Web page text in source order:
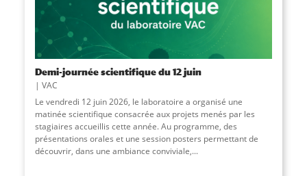
Demi-journée scientifique du 12 juin
VAC
Le vendredi 12 juin 2026, le laboratoire a organisé une
matinée scientifique consacrée aux projets menés par les
stagiaires accueillis cette année. Au programme, des
présentations orales et une session posters permettant de
découvrir, dans une ambiance conviviale,...